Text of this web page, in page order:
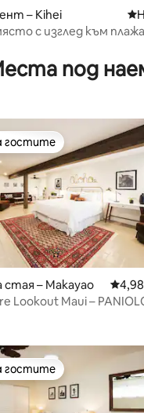
– Kihei
с изглед към
под
5, 868 отзива
гостите
гостите
– Макауао
Lookout Maui –
гостите
гостите